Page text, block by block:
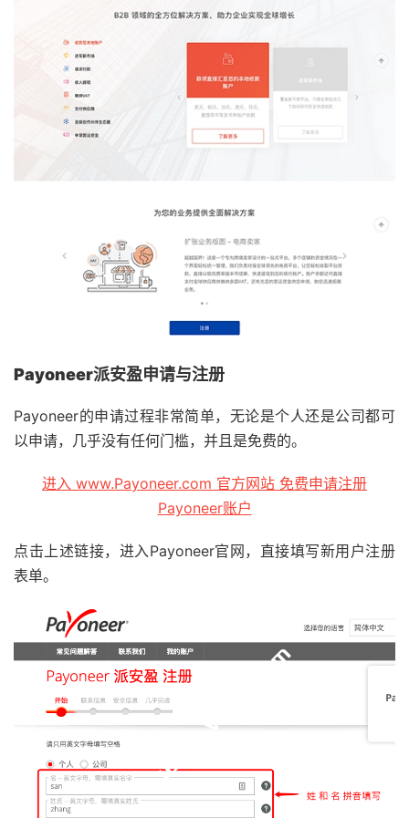
Payoneer派安盈申请与注册
Payoneer的申请过程非常简单，无论是个人还是公司都可
以申请，几乎没有任何门槛，并且是免费的。
进入 www.Payoneer.com 官方网站 免费申请注册
Payoneer账户
点击上述链接，进入Payoneer官网，直接填写新用户注册
表单。